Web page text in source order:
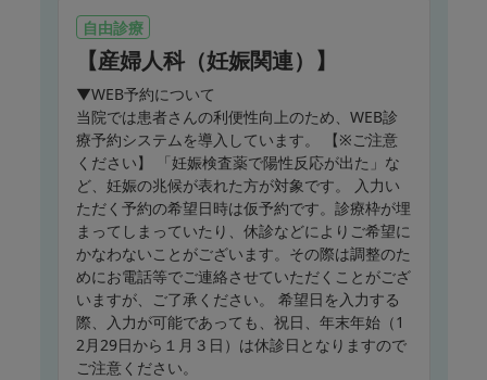
自由診療
【産婦人科（妊娠関連）】
▼WEB予約について
当院では患者さんの利便性向上のため、WEB診
療予約システムを導入しています。 【※ご注意
ください】 「妊娠検査薬で陽性反応が出た」な
ど、妊娠の兆候が表れた方が対象です。 入力い
ただく予約の希望日時は仮予約です。診療枠が埋
まってしまっていたり、休診などによりご希望に
かなわないことがございます。その際は調整のた
めにお電話等でご連絡させていただくことがござ
いますが、ご了承ください。 希望日を入力する
際、入力が可能であっても、祝日、年末年始（1
2月29日から１月３日）は休診日となりますので
ご注意ください。